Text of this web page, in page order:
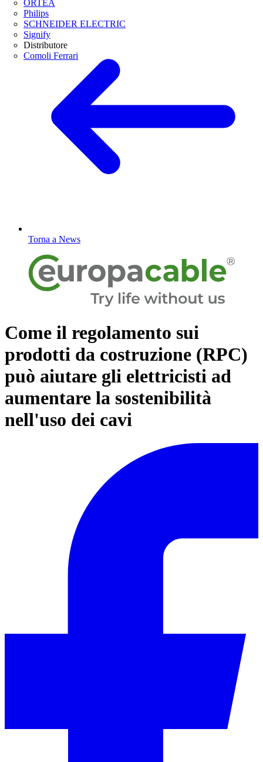
ORTEA
Philips
SCHNEIDER ELECTRIC
Signify
Distributore
Comoli Ferrari
Torna a News
Come il regolamento sui
prodotti da costruzione (RPC)
può aiutare gli elettricisti ad
aumentare la sostenibilità
nell'uso dei cavi